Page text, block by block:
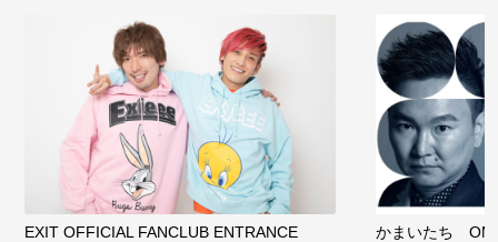
EXIT OFFICIAL FANCLUB ENTRANCE かまいたち